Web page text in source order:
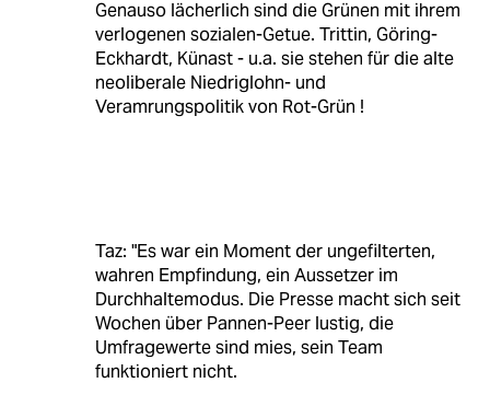
Genauso lächerlich sind die Grünen mit ihrem
verlogenen sozialen-Getue. Trittin, Göring-
Eckhardt, Künast - u.a. sie stehen für die alte
neoliberale Niedriglohn- und
Veramrungspolitik von Rot-Grün !
Taz: "Es war ein Moment der ungefilterten,
wahren Empfindung, ein Aussetzer im
Durchhaltemodus. Die Presse macht sich seit
Wochen über Pannen-Peer lustig, die
Umfragewerte sind mies, sein Team
funktioniert nicht.